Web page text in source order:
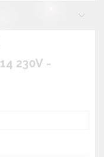
230V -